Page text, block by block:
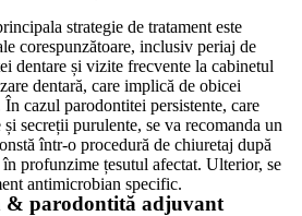
strategie de tratament este
corespunzătoare, inclusiv periaj de
dentare și vizite frecvente la cabinetul
dentară, care implică de obicei
cazul parodontitei persistente, care
secreții purulente, se va recomanda un
într-o procedură de chiuretaj după
profunzime țesutul afectat. Ulterior, se
antimicrobian specific.
& parodontită adjuvant